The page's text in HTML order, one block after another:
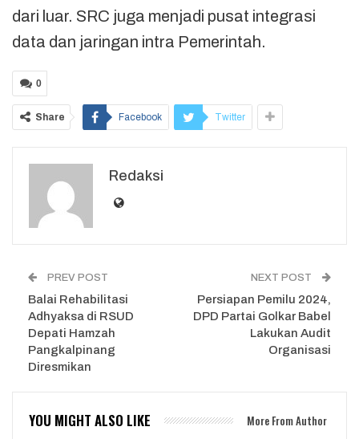
dari luar. SRC juga menjadi pusat integrasi
data dan jaringan intra Pemerintah.
0
Share Facebook Twitter
Redaksi
PREV POST
Balai Rehabilitasi
Adhyaksa di RSUD
Depati Hamzah
Pangkalpinang
Diresmikan
NEXT POST
Persiapan Pemilu 2024,
DPD Partai Golkar Babel
Lakukan Audit
Organisasi
YOU MIGHT ALSO LIKE More From Author